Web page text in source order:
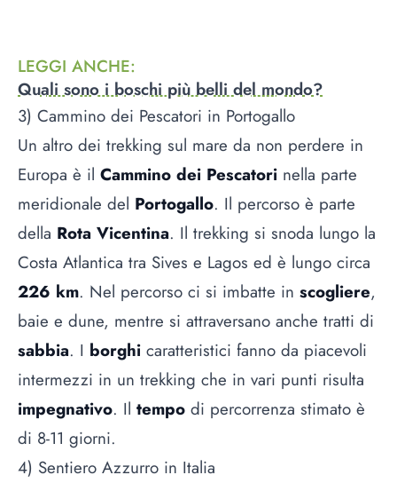
LEGGI ANCHE:
Quali sono i boschi più belli del mondo?
3) Cammino dei Pescatori in Portogallo
Un altro dei trekking sul mare da non perdere in
Europa è il Cammino dei Pescatori nella parte
meridionale del Portogallo. Il percorso è parte
della Rota Vicentina. Il trekking si snoda lungo la
Costa Atlantica tra Sives e Lagos ed è lungo circa
226 km. Nel percorso ci si imbatte in scogliere,
baie e dune, mentre si attraversano anche tratti di
sabbia. I borghi caratteristici fanno da piacevoli
intermezzi in un trekking che in vari punti risulta
impegnativo. Il tempo di percorrenza stimato è
di 8-11 giorni.
4) Sentiero Azzurro in Italia